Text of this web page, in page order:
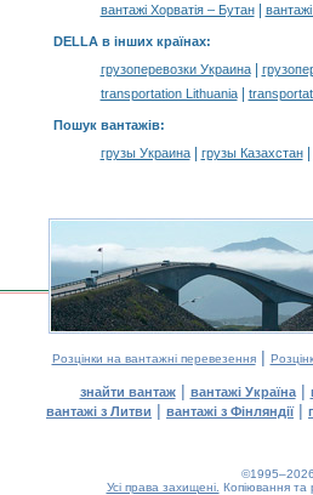
вантажі Хорватія – Бутан|
DELLA в інших країнах:
грузоперевозки Украина|
transportation Lithuania|
Пошук вантажів:
грузы Украина| грузы Казахстан|
Розцінки на вантажні перевезення|
знайти вантаж| вантажі Україна|
вантажі з Литви | вантажі з Фінляндії|
Усі права захищені. Копіювання та